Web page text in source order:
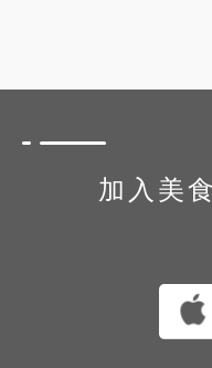
加入美